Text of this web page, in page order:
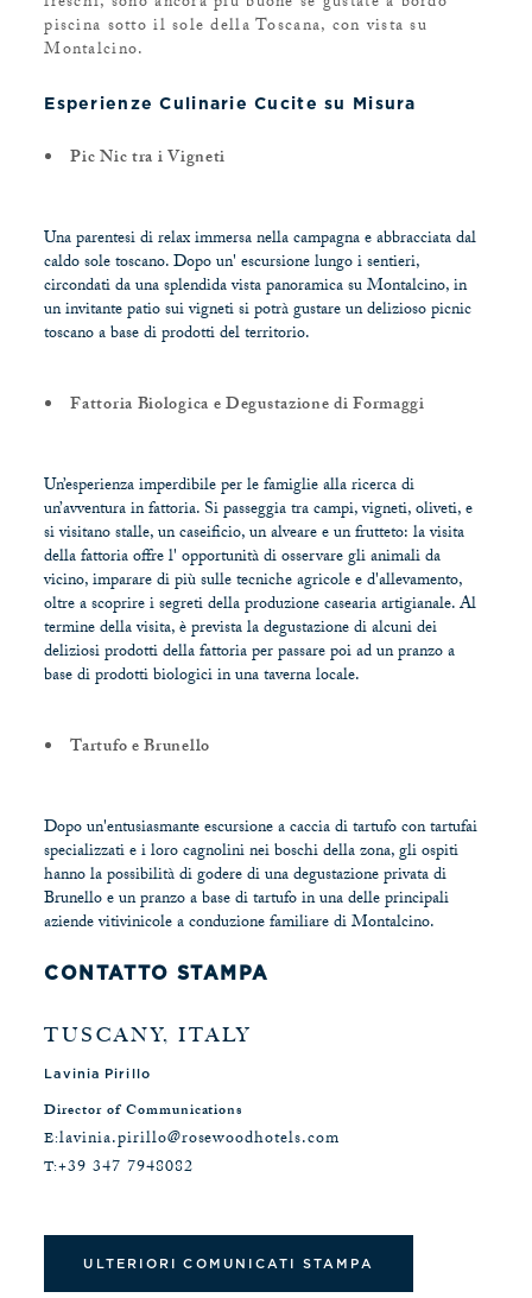
piscina sotto il sole della Toscana, con vista su
Montalcino.
Esperienze Culinarie Cucite su Misura
Pic Nic tra i Vigneti
Una parentesi di relax immersa nella campagna e abbracciata dal
caldo sole toscano. Dopo un' escursione lungo i sentieri,
circondati da una splendida vista panoramica su Montalcino, in
un invitante patio sui vigneti si potrà gustare un delizioso picnic
toscano a base di prodotti del territorio.
Fattoria Biologica e Degustazione di Formaggi
Un’esperienza imperdibile per le famiglie alla ricerca di
un’avventura in fattoria. Si passeggia tra campi, vigneti, oliveti, e
si visitano stalle, un caseificio, un alveare e un frutteto: la visita
della fattoria offre l' opportunità di osservare gli animali da
vicino, imparare di più sulle tecniche agricole e d'allevamento,
oltre a scoprire i segreti della produzione casearia artigianale. Al
termine della visita, è prevista la degustazione di alcuni dei
deliziosi prodotti della fattoria per passare poi ad un pranzo a
base di prodotti biologici in una taverna locale.
Tartufo e Brunello
Dopo un'entusiasmante escursione a caccia di tartufo con tartufai
specializzati e i loro cagnolini nei boschi della zona, gli ospiti
hanno la possibilità di godere di una degustazione privata di
Brunello e un pranzo a base di tartufo in una delle principali
aziende vitivinicole a conduzione familiare di Montalcino.
CONTATTO STAMPA
TUSCANY, ITALY
Lavinia Pirillo
Director of Communications
E:lavinia.pirillo@rosewoodhotels.com
T:+39 347 7948082
ULTERIORI COMUNICATI STAMPA